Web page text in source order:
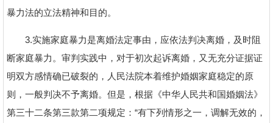
暴力法的立法精神和目的。
3.实施家庭暴力是离婚法定事由，应依法判决离婚，及时阻
断家庭暴力。审判实践中，对于初次起诉离婚，又无充分证据证
明双方感情确已破裂的，人民法院本着维护婚姻家庭稳定的原
则，一般判决不予离婚。但是，根据《中华人民共和国婚姻法》
第三十二条第三款第二项规定：“有下列情形之一，调解无效的，